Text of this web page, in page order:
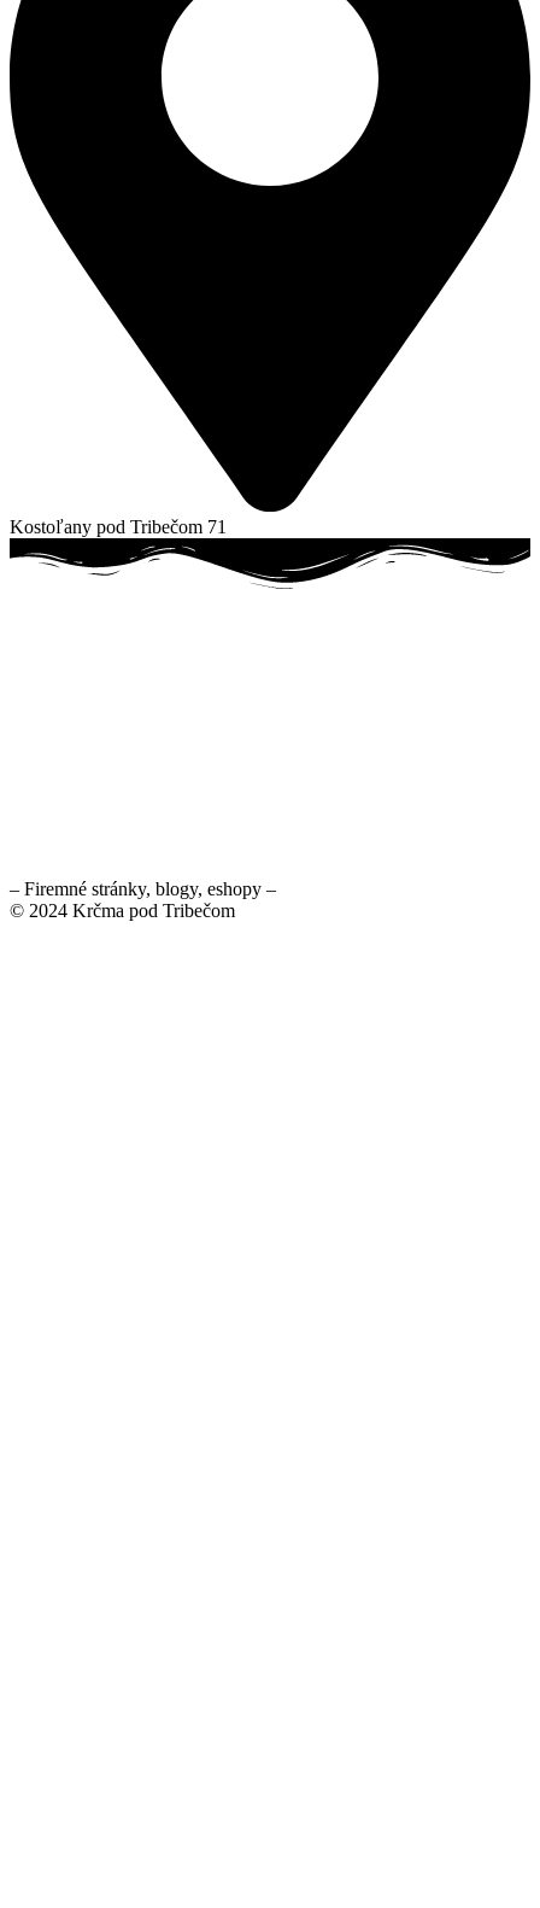
Kostoľany pod Tribečom 71
– Firemné stránky, blogy, eshopy –
© 2024 Krčma pod Tribečom